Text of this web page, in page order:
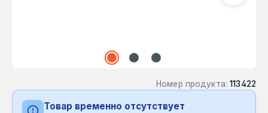
Номер продукта: 113422
Товар временно отсутствует